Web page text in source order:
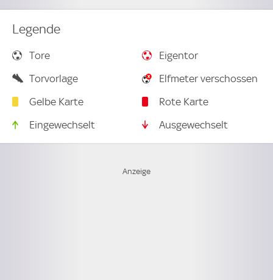
Legende
Tore
Eigentor
Torvorlage
Elfmeter verschossen
Gelbe Karte
Rote Karte
Eingewechselt
Ausgewechselt